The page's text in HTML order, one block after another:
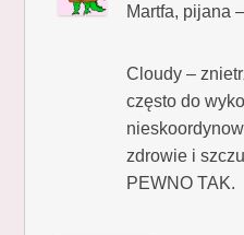
Martfa, pijana
Cloudy –
często do
zdrowie i
PEWNO TAK.